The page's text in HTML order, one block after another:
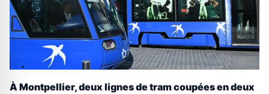
À Montpellier, deux lignes de tram coupées en deux